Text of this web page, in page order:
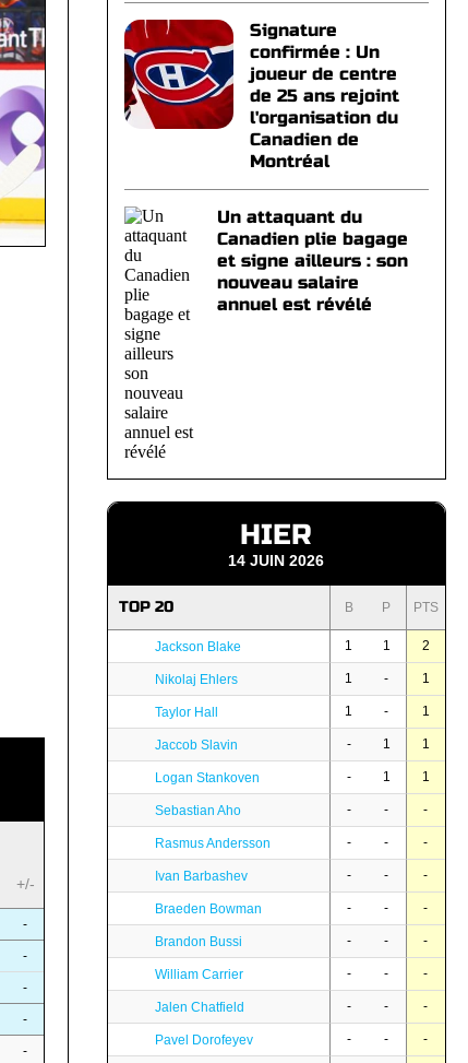
+/-
-
-
-
-
-
Signature
confirmée : Un
joueur de centre
de 25 ans rejoint
l'organisation du
Canadien de
Montréal
Un attaquant du
Canadien plie bagage
et signe ailleurs : son
nouveau salaire
annuel est révélé
HIER
14 JUIN 2026
TOP 20 B P PTS
Jackson Blake 1 1 2
Nikolaj Ehlers 1 - 1
Taylor Hall 1 - 1
Jaccob Slavin - 1 1
Logan Stankoven - 1 1
Sebastian Aho - - -
Rasmus Andersson - - -
Ivan Barbashev - - -
Braeden Bowman - - -
Brandon Bussi - - -
William Carrier - - -
Jalen Chatfield - - -
Pavel Dorofeyev - - -